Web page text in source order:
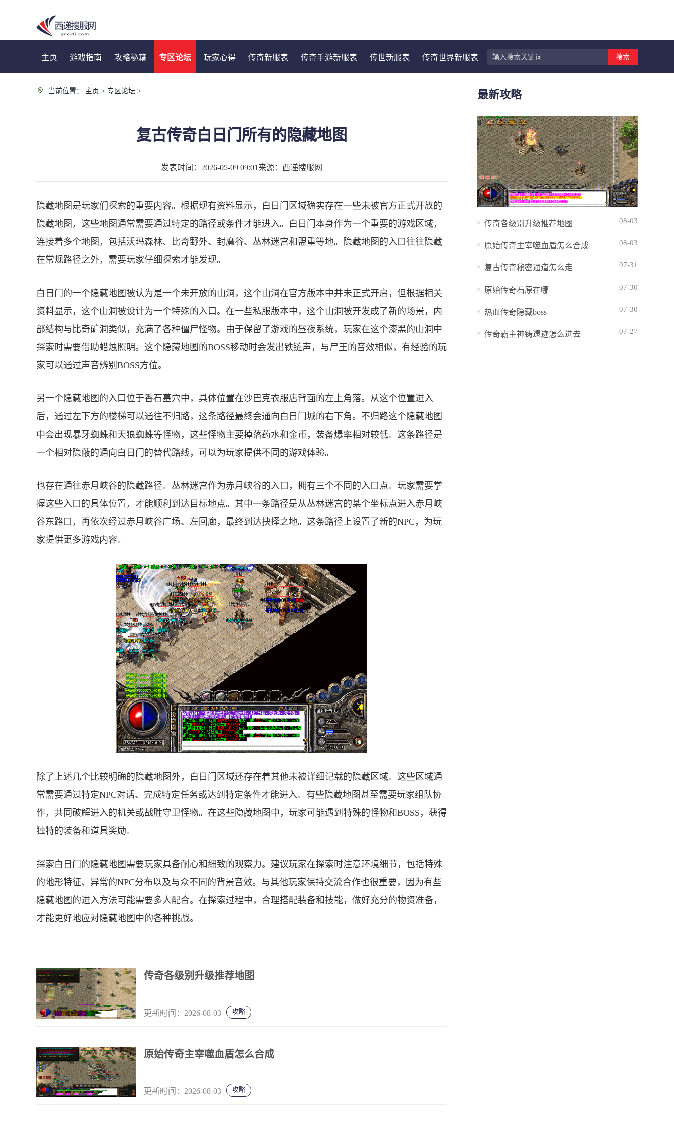
主页 游戏指南 攻略秘籍 专区论坛 玩家心得 传奇新服表 传奇手游新服表 传世新服表 传奇世界新服表 搜索
当前位置： 主页 > 专区论坛 >
复古传奇白日门所有的隐藏地图
发表时间：2026-05-09 09:01 来源：西递搜服网
隐藏地图是玩家们探索的重要内容。根据现有资料显示，白日门区域确实存在一些未被官方正式开放的
隐藏地图，这些地图通常需要通过特定的路径或条件才能进入。白日门本身作为一个重要的游戏区域，
连接着多个地图，包括沃玛森林、比奇野外、封魔谷、丛林迷宫和盟重等地。隐藏地图的入口往往隐藏
在常规路径之外，需要玩家仔细探索才能发现。
白日门的一个隐藏地图被认为是一个未开放的山洞，这个山洞在官方版本中并未正式开启，但根据相关
资料显示，这个山洞被设计为一个特殊的入口。在一些私服版本中，这个山洞被开发成了新的场景，内
部结构与比奇矿洞类似，充满了各种僵尸怪物。由于保留了游戏的昼夜系统，玩家在这个漆黑的山洞中
探索时需要借助蜡烛照明。这个隐藏地图的BOSS移动时会发出铁链声，与尸王的音效相似，有经验的玩
家可以通过声音辨别BOSS方位。
另一个隐藏地图的入口位于香石墓穴中，具体位置在沙巴克衣服店背面的左上角落。从这个位置进入
后，通过左下方的楼梯可以通往不归路，这条路径最终会通向白日门城的右下角。不归路这个隐藏地图
中会出现暴牙蜘蛛和天狼蜘蛛等怪物，这些怪物主要掉落药水和金币，装备爆率相对较低。这条路径是
一个相对隐蔽的通向白日门的替代路线，可以为玩家提供不同的游戏体验。
也存在通往赤月峡谷的隐藏路径。丛林迷宫作为赤月峡谷的入口，拥有三个不同的入口点。玩家需要掌
握这些入口的具体位置，才能顺利到达目标地点。其中一条路径是从丛林迷宫的某个坐标点进入赤月峡
谷东路口，再依次经过赤月峡谷广场、左回廊，最终到达抉择之地。这条路径上设置了新的NPC，为玩
家提供更多游戏内容。
除了上述几个比较明确的隐藏地图外，白日门区域还存在着其他未被详细记载的隐藏区域。这些区域通
常需要通过特定NPC对话、完成特定任务或达到特定条件才能进入。有些隐藏地图甚至需要玩家组队协
作，共同破解进入的机关或战胜守卫怪物。在这些隐藏地图中，玩家可能遇到特殊的怪物和BOSS，获得
独特的装备和道具奖励。
探索白日门的隐藏地图需要玩家具备耐心和细致的观察力。建议玩家在探索时注意环境细节，包括特殊
的地形特征、异常的NPC分布以及与众不同的背景音效。与其他玩家保持交流合作也很重要，因为有些
隐藏地图的进入方法可能需要多人配合。在探索过程中，合理搭配装备和技能，做好充分的物资准备，
才能更好地应对隐藏地图中的各种挑战。
传奇各级别升级推荐地图
更新时间：2026-08-03 攻略
原始传奇主宰噬血盾怎么合成
更新时间：2026-08-03 攻略
最新攻略
传奇各级别升级推荐地图 08-03
原始传奇主宰噬血盾怎么合成 08-03
复古传奇秘密通道怎么走 07-31
原始传奇石原在哪 07-30
热血传奇隐藏boss 07-30
传奇霸主神铸遗迹怎么进去 07-27